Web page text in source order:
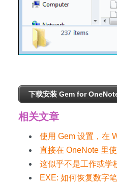
下载安装 Gem for
相关文章
使用 Gem 设置，在
直接在 OneNote 里
这似乎不是工作或学
EXE: 如何恢复数字